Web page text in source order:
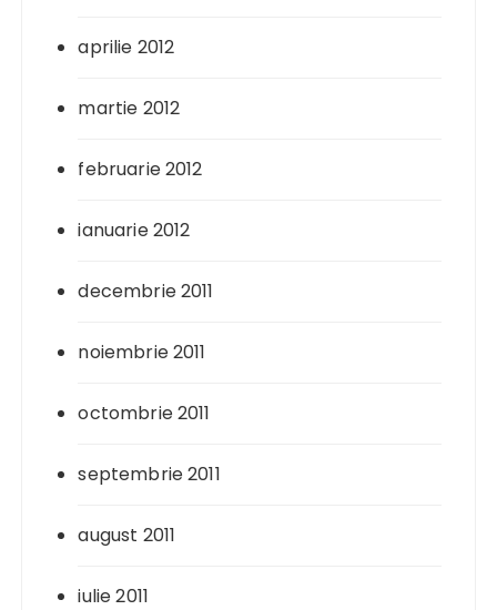
aprilie 2012
martie 2012
februarie 2012
ianuarie 2012
decembrie 2011
noiembrie 2011
octombrie 2011
septembrie 2011
august 2011
iulie 2011